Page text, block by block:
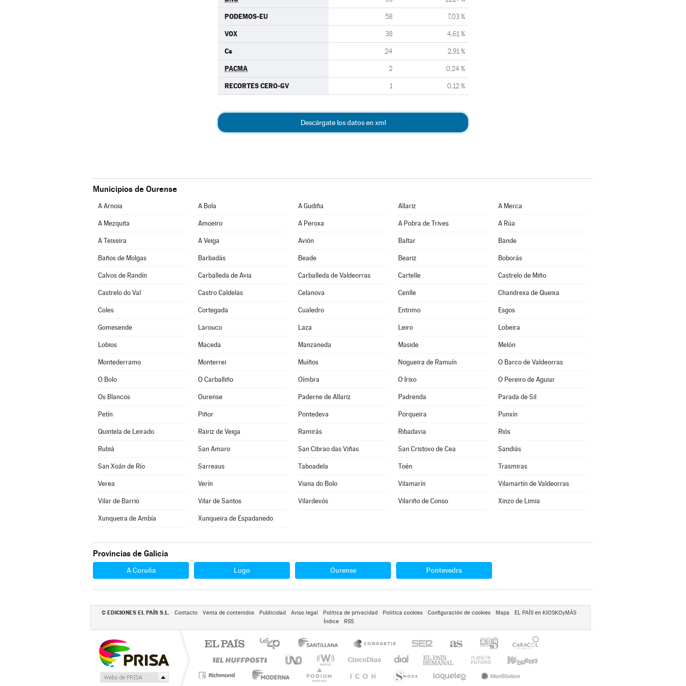
PODEMOS-EU 58 7,03 %
VOX 38 4,61 %
Cs 24 2,91 %
PACMA 2 0,24 %
RECORTES CERO-GV 1 0,12 %
Descárgate los datos en xml
Municipios de Ourense
A Arnoia A Bola A Gudiña Allariz A Merca
A Mezquita Amoeiro A Peroxa A Pobra de Trives A Rúa
A Teixeira A Veiga Avión Baltar Bande
Baños de Molgas Barbadás Beade Beariz Boborás
Calvos de Randín Carballeda de Avia Carballeda de Valdeorras Cartelle Castrelo de Miño
Castrelo do Val Castro Caldelas Celanova Cenlle Chandrexa de Queixa
Coles Cortegada Cualedro Entrimo Esgos
Gomesende Larouco Laza Leiro Lobeira
Lobios Maceda Manzaneda Maside Melón
Montederramo Monterrei Muíños Nogueira de Ramuín O Barco de Valdeorras
O Bolo O Carballiño Oímbra O Irixo O Pereiro de Aguiar
Os Blancos Ourense Paderne de Allariz Padrenda Parada de Sil
Petín Piñor Pontedeva Porqueira Punxín
Quintela de Leirado Rairiz de Veiga Ramirás Ribadavia Riós
Rubiá San Amaro San Cibrao das Viñas San Cristovo de Cea Sandiás
San Xoán de Río Sarreaus Taboadela Toén Trasmiras
Verea Verín Viana do Bolo Vilamarín Vilamartín de Valdeorras
Vilar de Barrio Vilar de Santos Vilardevós Vilariño de Conso Xinzo de Limia
Xunqueira de Ambía Xunqueira de Espadanedo
Provincias de Galicia
A Coruña Lugo Ourense Pontevedra
© EDICIONES EL PAÍS S.L. Contacto Venta de contenidos Publicidad Aviso legal Política de privacidad Política cookies Configuración de cookies Mapa
EL PAÍS en KIOSKOyMÁS
Índice
RSS